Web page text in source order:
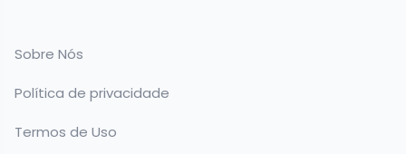
Sobre Nós
Política de privacidade
Termos de Uso